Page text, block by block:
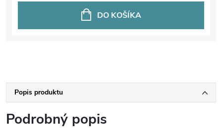
DO KOŠÍKA
Popis produktu
Podrobný popis